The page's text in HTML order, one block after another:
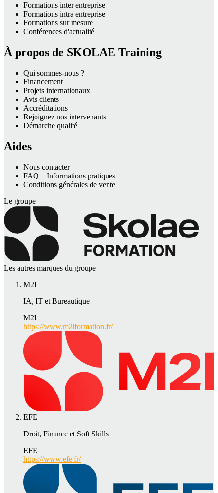
Formations inter entreprise
Formations intra entreprise
Formations sur mesure
Conférences d'actualité
À propos de SKOLAE Training
Qui sommes-nous ?
Financement
Projets internationaux
Avis clients
Accréditations
Rejoignez nos intervenants
Démarche qualité
Aides
Nous contacter
FAQ – Informations pratiques
Conditions générales de vente
Le groupe
Les autres marques du groupe
M2I
IA, IT et Bureautique
M2I
https://www.m2iformation.fr/
EFE
Droit, Finance et Soft Skills
EFE
https://www.efe.fr/